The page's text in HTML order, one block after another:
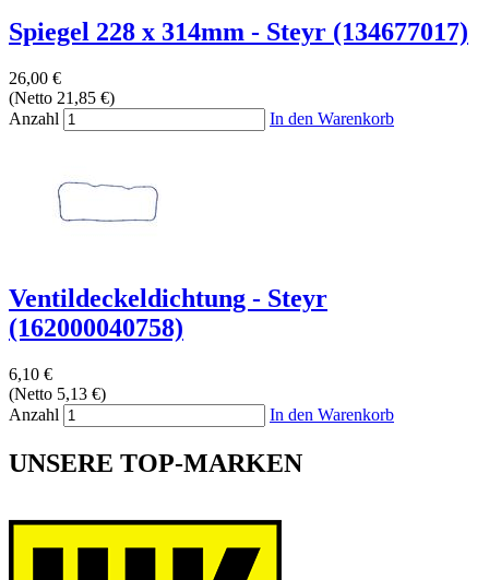
Spiegel 228 x 314mm - Steyr (134677017)
26,00 €
(Netto 21,85 €)
Anzahl
In den Warenkorb
Ventildeckeldichtung - Steyr
(162000040758)
6,10 €
(Netto 5,13 €)
Anzahl
In den Warenkorb
UNSERE TOP-MARKEN